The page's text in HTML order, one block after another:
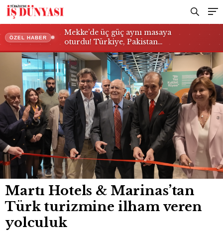
ÖZEL HABER
Mekke’de üç güç aynı masaya
oturdu! Türkiye, Pakistan…
Martı Hotels & Marinas’tan
Türk turizmine ilham veren
yolculuk